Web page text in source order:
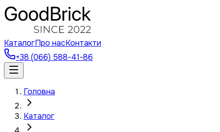
КаталогПро насКонтакти
+38 (066) 588-41-86
Головна
Каталог